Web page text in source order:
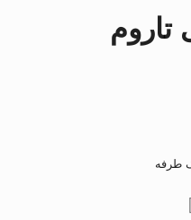
تاروم
طرفه